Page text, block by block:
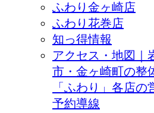
ふわり金ヶ崎店
ふわり花巻店
知っ得情報
アクセス・地図｜
市・金ヶ崎町の整
「ふわり」各店の
予約導線